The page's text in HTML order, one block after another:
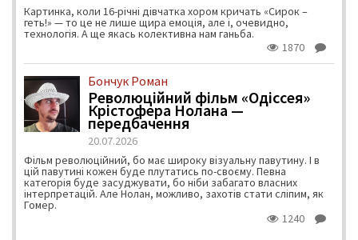
Картинка, коли 16-річні дівчатка хором кричать «Сирок –
геть!» — то це не лише щира емоція, але і, очевидно,
технологія. А ще якась колективна нам ганьба.
1870
Бончук Роман
Революційний фільм «Одіссея»
Крістофера Нолана —
передбачення
20.07.2026
Фільм революційний, бо має широку візуальну павутину. І в
цій павутині кожен буде плутатись по-своєму. Певна
категорія буде засуджувати, бо ніби забагато власних
інтерпретацій. Але Нолан, можливо, захотів стати сліпим, як
Гомер.
1240